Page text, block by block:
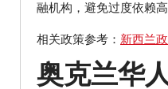
融机构，避免过度依赖高
相关政策参考： 新西兰
奥克兰华